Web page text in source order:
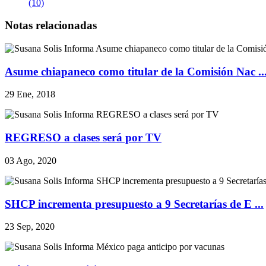
(10)
Notas relacionadas
Asume chiapaneco como titular de la Comisión Nac
29 Ene, 2018
REGRESO a clases será por TV
03 Ago, 2020
SHCP incrementa presupuesto a 9 Secretarías de E ...
23 Sep, 2020